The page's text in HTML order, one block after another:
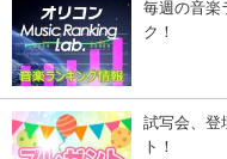
毎週の音楽
ク！
試写会、登
ト！